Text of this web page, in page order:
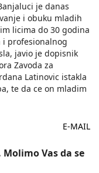
je danas
i obuku mladih
licima do 30 godina
profesionalnog
javio je dopisnik
Zavoda za
Latinovic istakla
te da ce on mladim
E-MAIL
Vas da se